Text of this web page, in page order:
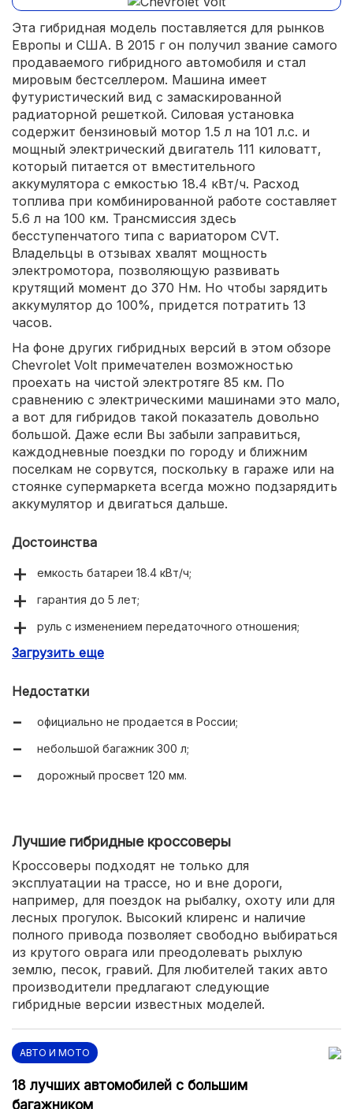
Эта гибридная модель поставляется для рынков
Европы и США. В 2015 г он получил звание самого
продаваемого гибридного автомобиля и стал
мировым бестселлером. Машина имеет
футуристический вид с замаскированной
радиаторной решеткой. Силовая установка
содержит бензиновый мотор 1.5 л на 101 л.с. и
мощный электрический двигатель 111 киловатт,
который питается от вместительного
аккумулятора с емкостью 18.4 кВт/ч. Расход
топлива при комбинированной работе составляет
5.6 л на 100 км. Трансмиссия здесь
бесступенчатого типа с вариатором CVT.
Владельцы в отзывах хвалят мощность
электромотора, позволяющую развивать
крутящий момент до 370 Нм. Но чтобы зарядить
аккумулятор до 100%, придется потратить 13
часов.
На фоне других гибридных версий в этом обзоре
Chevrolet Volt примечателен возможностью
проехать на чистой электротяге 85 км. По
сравнению с электрическими машинами это мало,
а вот для гибридов такой показатель довольно
большой. Даже если Вы забыли заправиться,
каждодневные поездки по городу и ближним
поселкам не сорвутся, поскольку в гараже или на
стоянке супермаркета всегда можно подзарядить
аккумулятор и двигаться дальше.
Достоинства
емкость батареи 18.4 кВт/ч;
гарантия до 5 лет;
руль с изменением передаточного отношения;
система рекуперативного торможения.
Загрузить еще
Недостатки
официально не продается в России;
небольшой багажник 300 л;
дорожный просвет 120 мм.
Лучшие гибридные кроссоверы
Кроссоверы подходят не только для
эксплуатации на трассе, но и вне дороги,
например, для поездок на рыбалку, охоту или для
лесных прогулок. Высокий клиренс и наличие
полного привода позволяет свободно выбираться
из крутого оврага или преодолевать рыхлую
землю, песок, гравий. Для любителей таких авто
производители предлагают следующие
гибридные версии известных моделей.
АВТО И МОТО
18 лучших автомобилей с большим
багажником